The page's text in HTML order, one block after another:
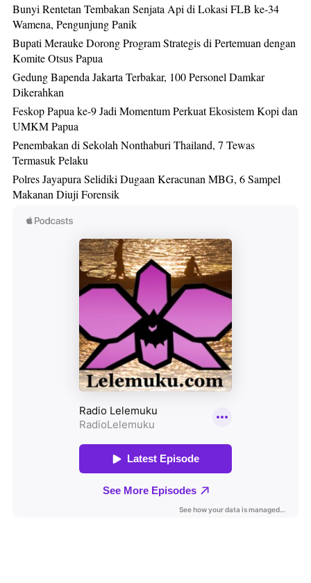
Bunyi Rentetan Tembakan Senjata Api di Lokasi FLB ke-34
Wamena, Pengunjung Panik
Bupati Merauke Dorong Program Strategis di Pertemuan dengan
Komite Otsus Papua
Gedung Bapenda Jakarta Terbakar, 100 Personel Damkar
Dikerahkan
Feskop Papua ke-9 Jadi Momentum Perkuat Ekosistem Kopi dan
UMKM Papua
Penembakan di Sekolah Nonthaburi Thailand, 7 Tewas
Termasuk Pelaku
Polres Jayapura Selidiki Dugaan Keracunan MBG, 6 Sampel
Makanan Diuji Forensik